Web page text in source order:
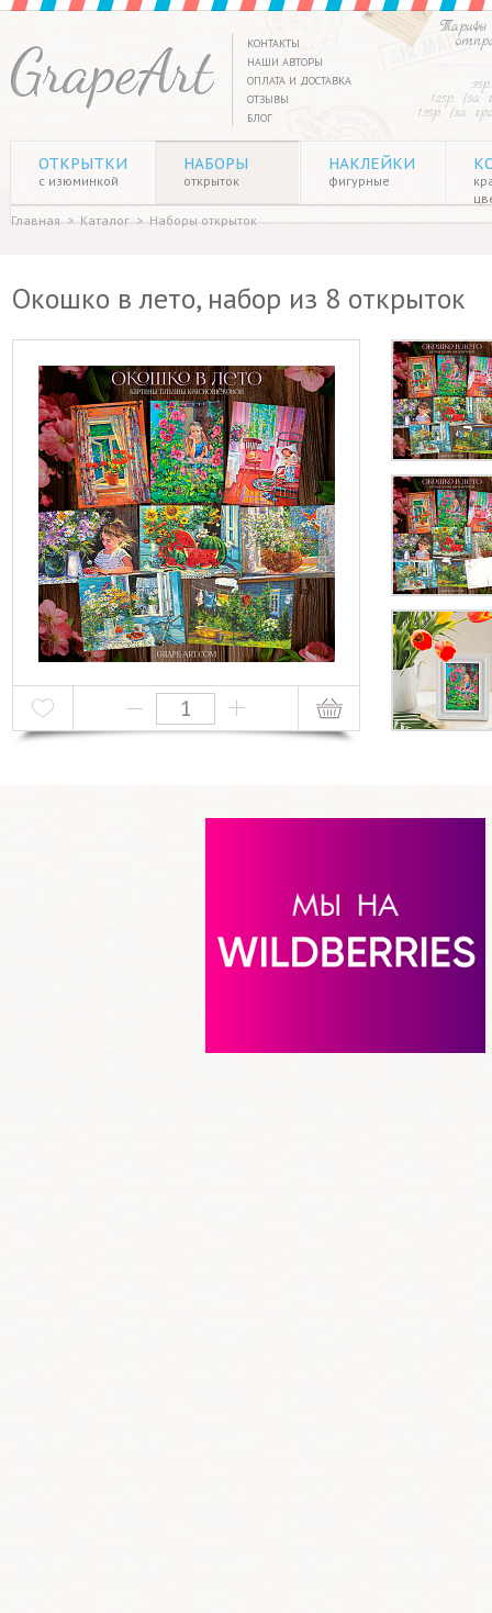
Тарифы
125р. (за
135р. (за
КОНТАКТЫ
НАШИ АВТОРЫ
ОПЛАТА И ДОСТАВКА
ОТЗЫВЫ
БЛОГ
ОТКРЫТКИ
с изюминкой
НАБОРЫ
открыток
НАКЛЕЙКИ
фигурные
Главная > Каталог > Наборы открыток
Окошко в лето, набор из 8 открыток